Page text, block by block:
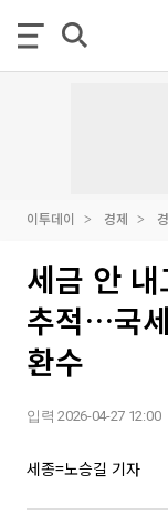
이투데이 경제
세금 안
추적…국
환수
입력 2026-04-27 12:00
세종=노승길 기자